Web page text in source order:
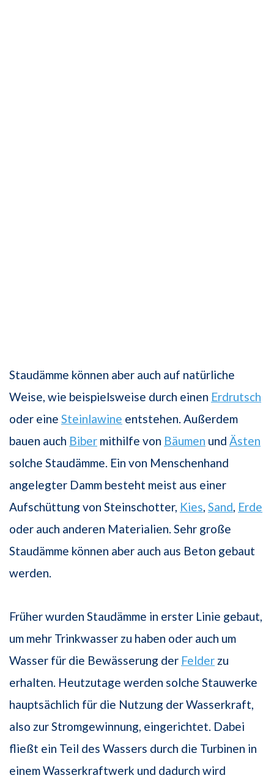
Staudämme können aber auch auf natürliche
Weise, wie beispielsweise durch einen Erdrutsch
oder eine Steinlawine entstehen. Außerdem
bauen auch Biber mithilfe von Bäumen und Ästen
solche Staudämme. Ein von Menschenhand
angelegter Damm besteht meist aus einer
Aufschüttung von Steinschotter, Kies Sand Erde
oder auch anderen Materialien. Sehr große
Staudämme können aber auch aus Beton gebaut
werden.
Früher wurden Staudämme in erster Linie gebaut,
um mehr Trinkwasser zu haben oder auch um
Wasser für die Bewässerung der Felder zu
erhalten. Heutzutage werden solche Stauwerke
hauptsächlich für die Nutzung der Wasserkraft,
also zur Stromgewinnung, eingerichtet. Dabei
fließt ein Teil des Wassers durch die Turbinen in
einem Wasserkraftwerk und dadurch wird